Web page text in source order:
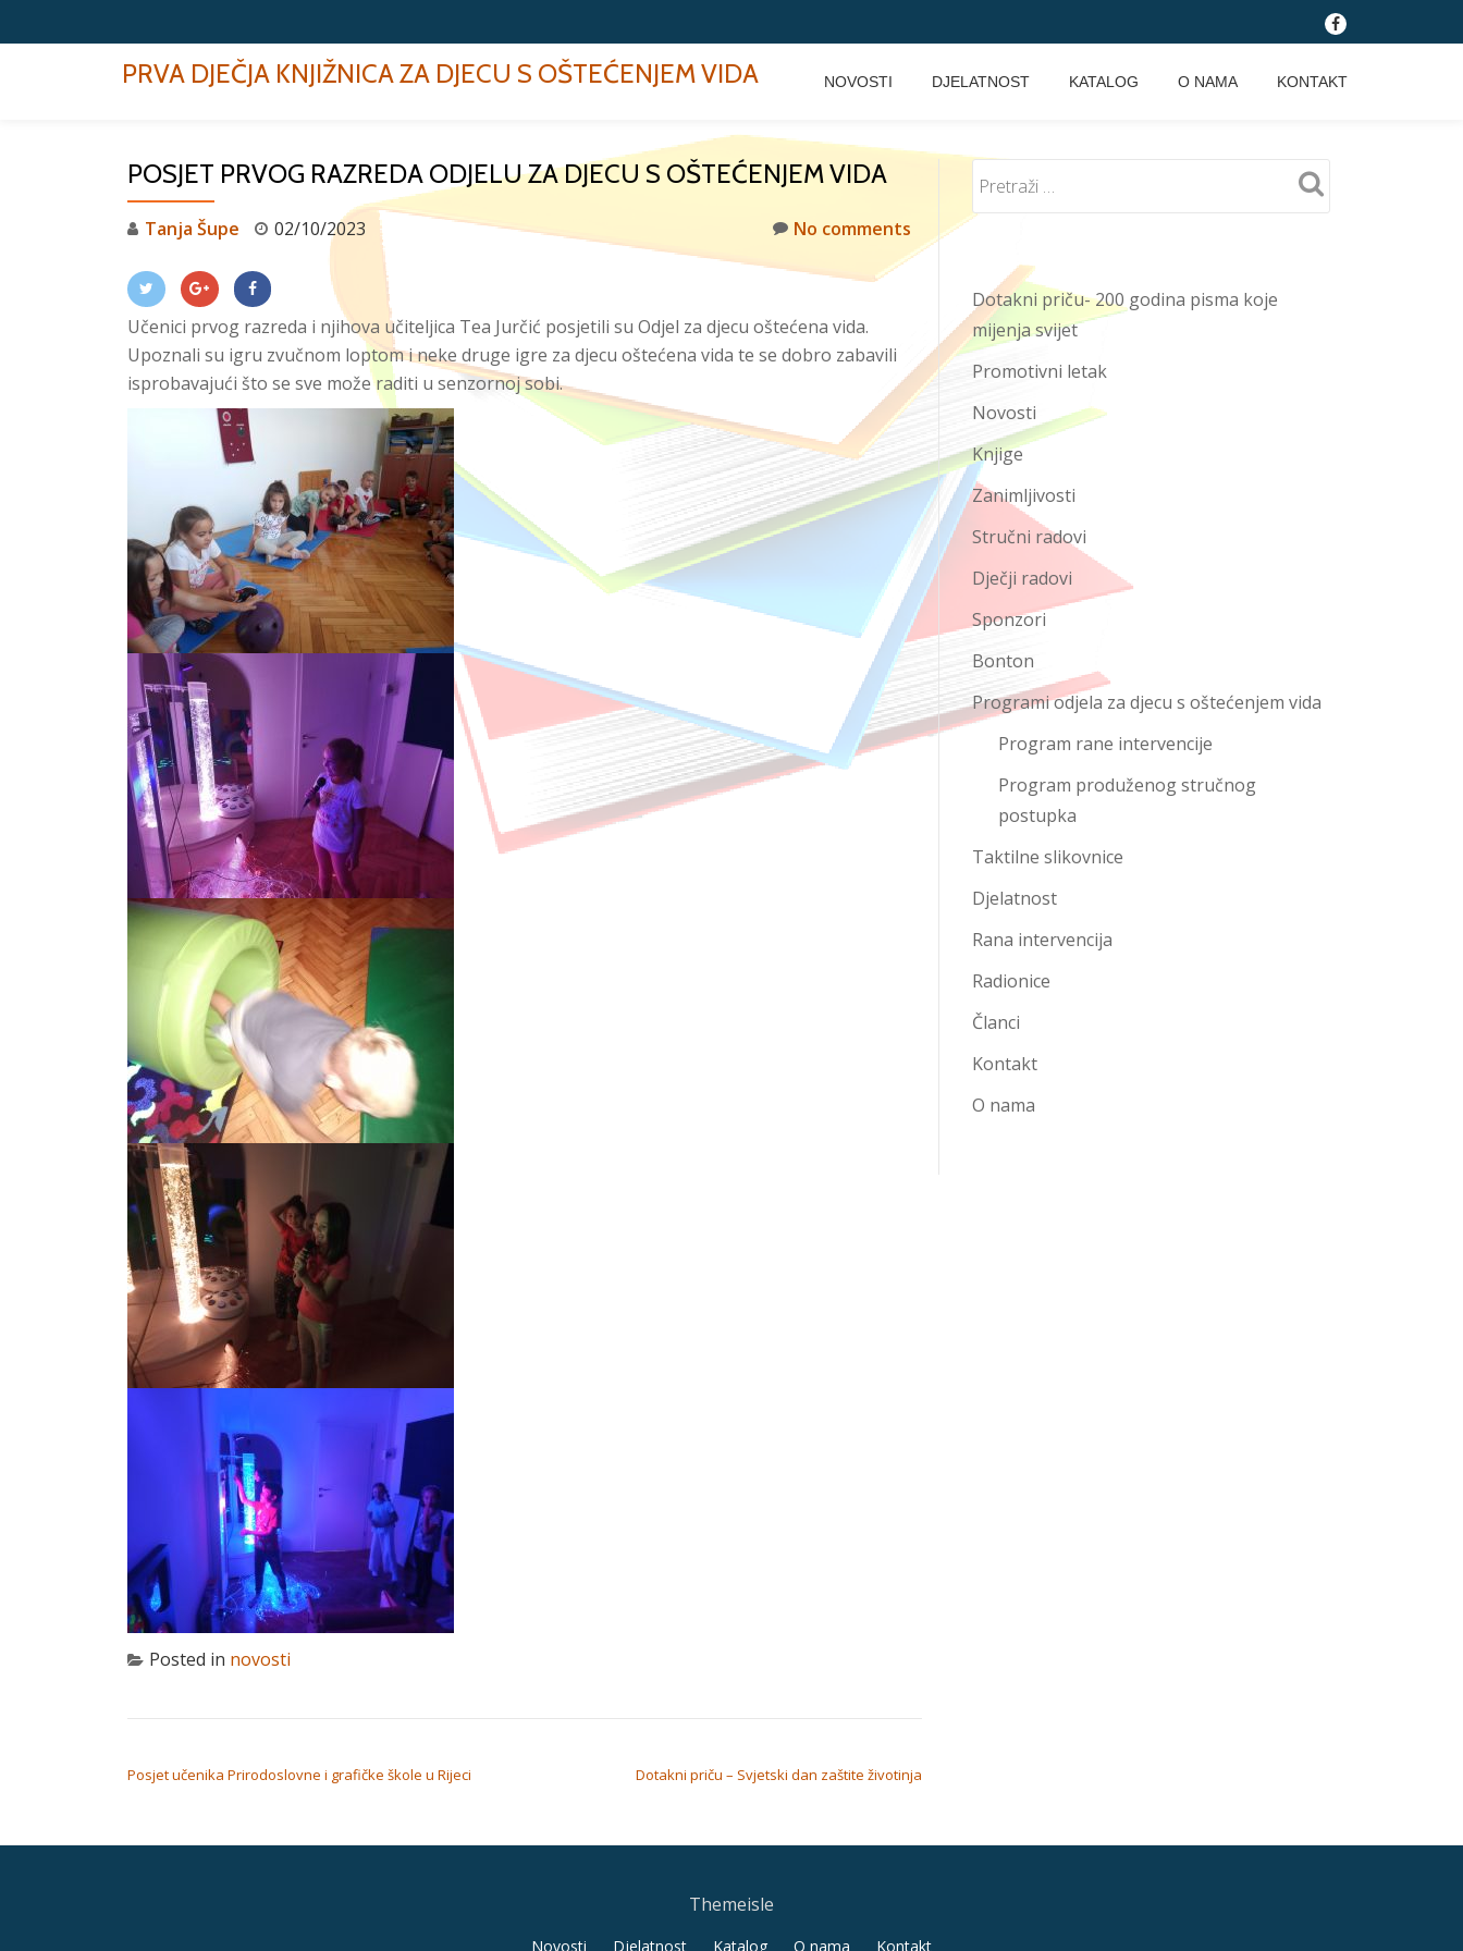
fa-
PRVA DJEČJA KNJIŽNICA ZA DJECU S OŠTEĆENJEM VIDA NOVOSTI DJELATNOST KATALOG O NAMA KONTAKT
POSJET PRVOG RAZREDA ODJELU ZA DJECU S OŠTEĆENJEM VIDA
Tanja Šupe 02/10/2023 No comments
Učenici prvog razreda i njihova učiteljica Tea Jurčić posjetili su Odjel za djecu oštećena vida.
Upoznali su igru zvučnom loptom i neke druge igre za djecu oštećena vida te se dobro zabavili
isprobavajući što se sve može raditi u senzornoj sobi.
Posted in novosti
Posjet učenika Prirodoslovne i grafičke škole u Rijeci Dotakni priču – Svjetski dan zaštite životinja
Dotakni priču- 200 godina pisma koje
mijenja svijet
Promotivni letak
Novosti
Knjige
Zanimljivosti
Stručni radovi
Dječji radovi
Sponzori
Bonton
Programi odjela za djecu s oštećenjem vida
Program rane intervencije
Program produženog stručnog
postupka
Taktilne slikovnice
Djelatnost
Rana intervencija
Radionice
Članci
Kontakt
O nama
Themeisle
Novosti Djelatnost Katalog O nama Kontakt